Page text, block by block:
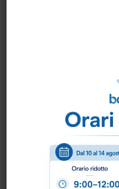
animali. Il prodotto
sostanza chimica
causare effetti
sull’ambiente,
prodotto è LATEX
tecniche: Colore:
16 Processo
viene accoppiato